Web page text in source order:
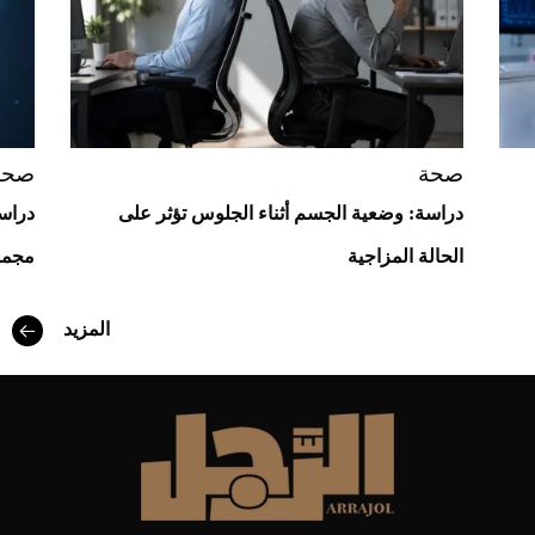
صحة
دراسة: وضعية الجسم أثناء الجلوس تؤثر على
الحالة المزاجية
المزيد